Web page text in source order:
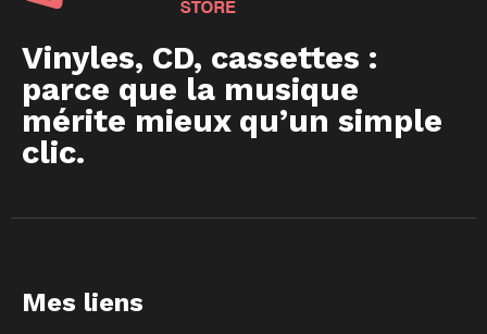
Vinyles, CD, cassettes :
parce que la musique
mérite mieux qu’un simple
clic.
Mes liens